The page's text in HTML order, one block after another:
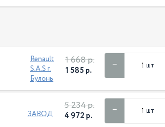
Renault
S.A.S г.
Булонь
1 668 р.
1 585 р. шт
ЗАВОД
5 234 р.
4 972 р. шт